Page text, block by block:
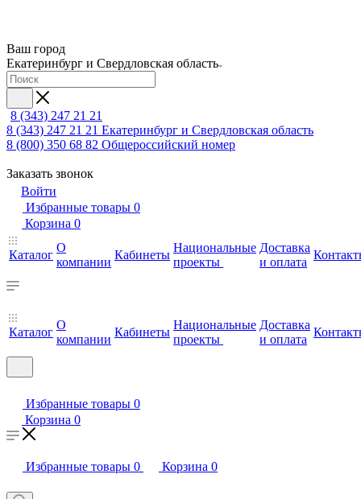
Ваш город
Екатеринбург и Свердловская область
8 (343) 247 21 21
8 (343) 247 21 21 Екатеринбург и Свердловская область
8 (800) 350 68 82 Общероссийский номер
Заказать звонок
Войти
Избранные товары 0
Корзина 0
Каталог
О
компании
Кабинеты
Национальные
проекты
Доставка
и оплата
Каталог
О
компании
Кабинеты
Национальные
проекты
Доставка
и оплата
Избранные товары 0
Корзина 0
Избранные товары 0 Корзина 0